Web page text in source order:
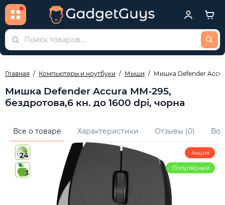
Главная Компьютеры и ноутбуки Мыши Мишка Defender
Мишка Defender Accura MM-295,
бездротова,6 кн. до 1600 dpi, чорна
Все о товаре Характеристики Отзывы (0)
24
3
Акция
Популярный